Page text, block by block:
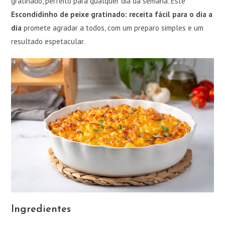
Escondidinho de peixe gratinado: receita fácil para o dia a
dia promete agradar a todos, com um preparo simples e um
resultado espetacular.
Ingredientes